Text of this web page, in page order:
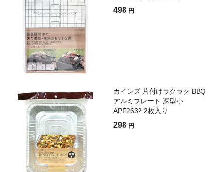
498 円
カインズ 片付けラクラク BBQ
アルミプレート 深型小
APF2632 2枚入り
298 円